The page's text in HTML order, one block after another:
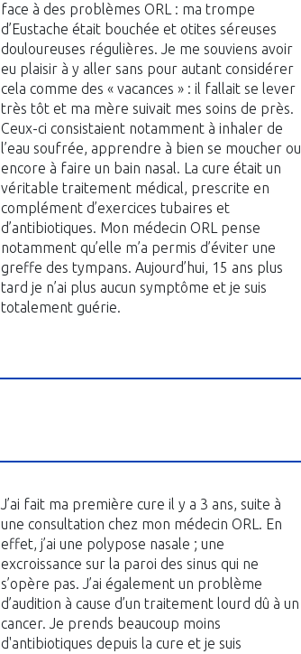
face à des problèmes ORL : ma trompe
d’Eustache était bouchée et otites séreuses
douloureuses régulières. Je me souviens avoir
eu plaisir à y aller sans pour autant considérer
cela comme des « vacances » : il fallait se lever
très tôt et ma mère suivait mes soins de près.
Ceux-ci consistaient notamment à inhaler de
l’eau soufrée, apprendre à bien se moucher ou
encore à faire un bain nasal. La cure était un
véritable traitement médical, prescrite en
complément d’exercices tubaires et
d’antibiotiques. Mon médecin ORL pense
notamment qu’elle m’a permis d’éviter une
greffe des tympans. Aujourd’hui, 15 ans plus
tard je n’ai plus aucun symptôme et je suis
totalement guérie.
J’ai fait ma première cure il y a 3 ans, suite à
une consultation chez mon médecin ORL. En
effet, j’ai une polypose nasale ; une
excroissance sur la paroi des sinus qui ne
s’opère pas. J’ai également un problème
d’audition à cause d’un traitement lourd dû à un
cancer. Je prends beaucoup moins
d'antibiotiques depuis la cure et je suis